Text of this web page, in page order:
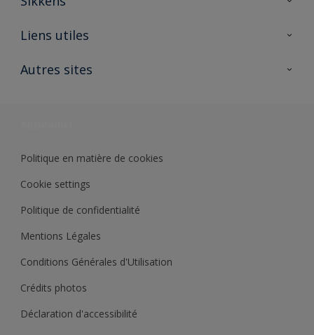
A propos de Sikkens
Liens utiles
Ouvrir un magasin PASS
Autres sites
Politique en matière de cookies
Cookie settings
Politique de confidentialité
Mentions Légales
Conditions Générales d'Utilisation
Crédits photos
Déclaration d'accessibilité